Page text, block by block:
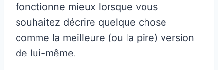
fonctionne mieux lorsque vous
souhaitez décrire quelque chose
comme la meilleure (ou la pire) version
de lui-même.